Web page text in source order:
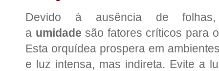
Devido à ausência de
a umidade são fatores críticos para
Esta orquídea prospera em
e luz intensa, mas indireta. Evite a